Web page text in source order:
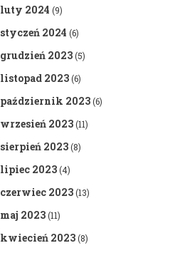
luty 2024 (9)
styczeń 2024 (6)
grudzień 2023(5)
listopad 2023(6)
październik 2023(6)
wrzesień 2023(11)
sierpień 2023(8)
lipiec 2023(4)
czerwiec 2023(13)
maj 2023(11)
kwiecień 2023(8)